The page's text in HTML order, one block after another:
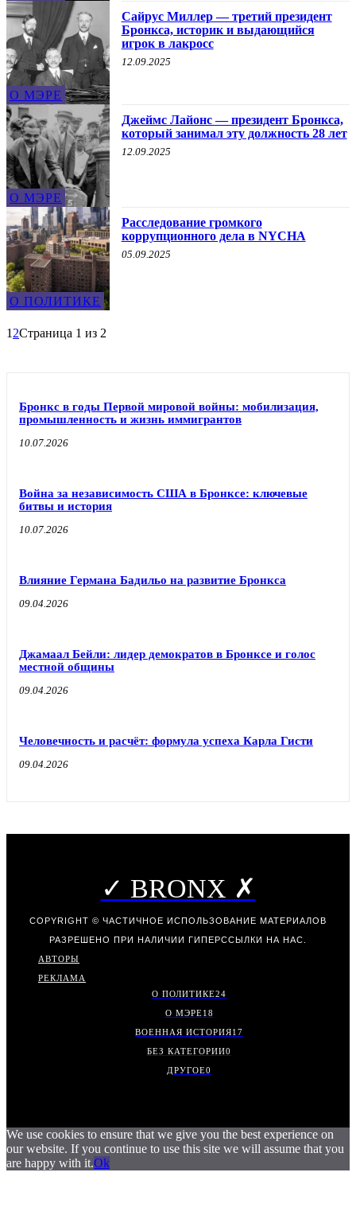
О МЭРЕ
Сайрус Миллер — третий президент
Бронкса, историк и выдающийся
игрок в лакросс
12.09.2025
О МЭРЕ
Джеймс Лайонс — президент Бронкса,
который занимал эту должность 28 лет
12.09.2025
О ПОЛИТИКЕ
Расследование громкого
коррупционного дела в NYCHA
05.09.2025
1 2Страница 1 из 2
Бронкс в годы Первой мировой войны: мобилизация,
промышленность и жизнь иммигрантов
10.07.2026
Война за независимость США в Бронксе: ключевые
битвы и история
10.07.2026
Влияние Германа Бадильо на развитие Бронкса
09.04.2026
Джамаал Бейли: лидер демократов в Бронксе и голос
местной общины
09.04.2026
Человечность и расчёт: формула успеха Карла Гисти
09.04.2026
✓ BRONX ✗
COPYRIGHT © ЧАСТИЧНОЕ ИСПОЛЬЗОВАНИЕ МАТЕРИАЛОВ
РАЗРЕШЕНО ПРИ НАЛИЧИИ ГИПЕРССЫЛКИ НА НАС.
АВТОРЫ
РЕКЛАМА
О ПОЛИТИКЕ24
О МЭРЕ18
ВОЕННАЯ ИСТОРИЯ17
БЕЗ КАТЕГОРИИ0
ДРУГОЕ0
We use cookies to ensure that we give you the best experience on
our website. If you continue to use this site we will assume that you
are happy with it.Ok